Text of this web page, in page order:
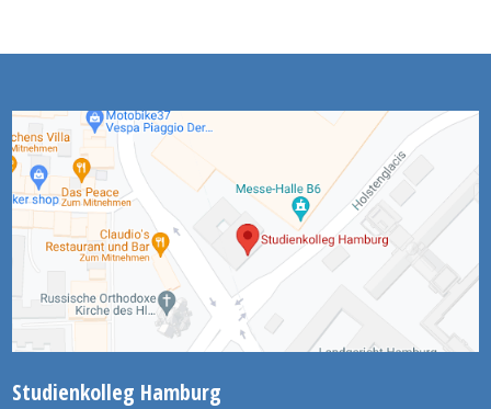
Studienkolleg Hamburg